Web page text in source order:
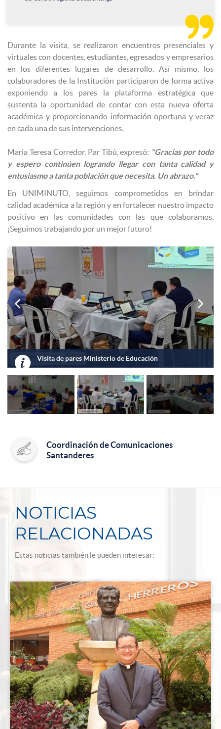

Durante la visita, se realizaron encuentros presenciales y
virtuales con docentes, estudiantes, egresados y empresarios
en los diferentes lugares de desarrollo. Así mismo, los
colaboradores de la Institución participaron de forma activa
exponiendo a los pares la plataforma estratégica que
sustenta la oportunidad de contar con esta nueva oferta
académica y proporcionando información oportuna y veraz
en cada una de sus intervenciones.
Maria Teresa Corredor, Par Tibú, expresó: "Gracias por todo
y espero continúen logrando llegar con tanta calidad y
entusiasmo a tanta población que necesita. Un abrazo."
En UNIMINUTO, seguimos comprometidos en brindar
calidad académica a la región y en fortalecer nuestro impacto
positivo en las comunidades con las que colaboramos.
¡Seguimos trabajando por un mejor futuro!
Visita de pares Ministerio de Educación
 
Coordinación de Comunicaciones
Santanderes
NOTICIAS
RELACIONADAS
Estas noticias también le pueden interesar: